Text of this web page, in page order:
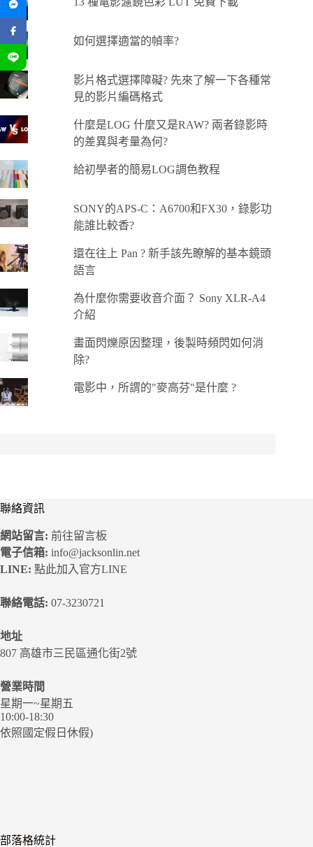
如何選擇適當的幀率?
影片格式選擇障礙? 先來了解一下各種常
見的影片編碼格式
什麼是LOG 什麼又是RAW? 兩者錄影時
的差異與考量為何?
給初學者的簡易LOG調色教程
SONY的APS-C：A6700和FX30，錄影功
能誰比較香?
還在往上 Pan ? 新手該先瞭解的基本鏡頭
語言
為什麼你需要收音介面？ Sony XLR-A4
介紹
畫面閃爍原因整理，後製時頻閃如何消
除?
電影中，所謂的"麥高芬"是什麼 ?
聯絡資訊
網站留言: 前往留言板
電子信箱: info@jacksonlin.net
LINE: 點此加入官方LINE
聯絡電話: 07-3230721
地址
807 高雄市三民區通化街2號
營業時間
星期一~星期五
10:00-18:30
依照國定假日休假)
部落格統計